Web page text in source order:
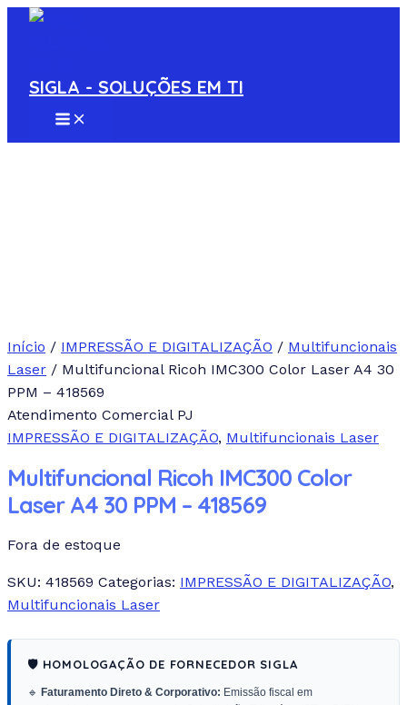
Ir
conteúdo
SIGLA - SOLUÇÕES EM TI
MAIN
Início / IMPRESSÃO E DIGITALIZAÇÃO / Multifuncionais
Laser / Multifuncional Ricoh IMC300 Color Laser A4 30
PPM – 418569
Atendimento Comercial PJ
IMPRESSÃO E DIGITALIZAÇÃO, Multifuncionais Laser
Multifuncional Ricoh IMC300 Color
Laser A4 30 PPM – 418569
Fora de estoque
SKU: 418569 Categorias: IMPRESSÃO E DIGITALIZAÇÃO,
Multifuncionais Laser
🛡️ HOMOLOGAÇÃO DE FORNECEDOR SIGLA
🔹 Faturamento Direto & Corporativo: Emissão fiscal em